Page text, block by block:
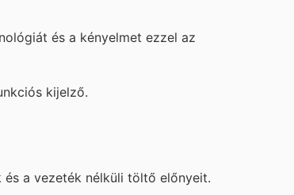
és a kényelmet ezzel az
kijelző.
a vezeték nélküli töltő előnyeit.